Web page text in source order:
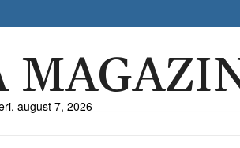
august 7, 2026